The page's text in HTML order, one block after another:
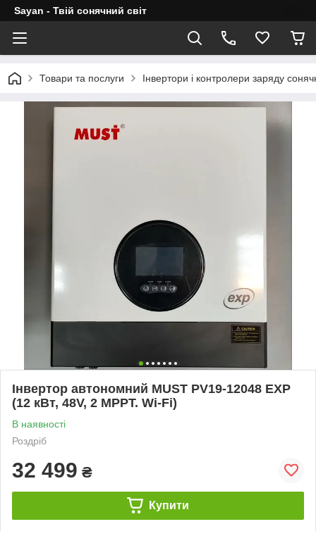
Sayan - Твій сонячний світ
Товари та послуги Інвертори і контролери заряду
Інвертор автономний MUST PV19-12048 EXP
(12 кВт, 48V, 2 MPPT. Wi-Fi)
В наявності
Роздріб
32 499 ₴
Купити